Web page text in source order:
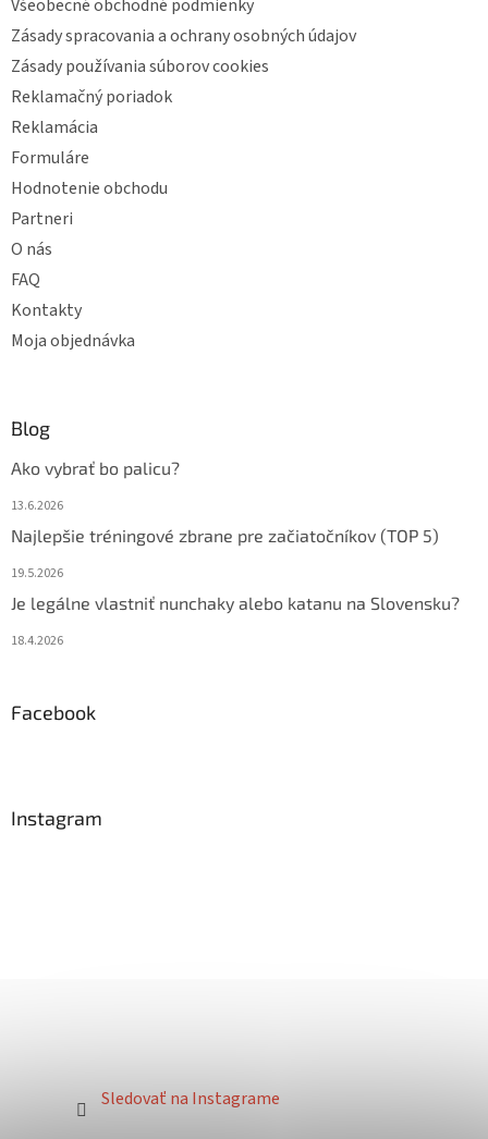
Všeobecné obchodné podmienky
Zásady spracovania a ochrany osobných údajov
Zásady používania súborov cookies
Reklamačný poriadok
Reklamácia
Formuláre
Hodnotenie obchodu
Partneri
O nás
FAQ
Kontakty
Moja objednávka
Blog
Ako vybrať bo palicu?
13.6.2026
Najlepšie tréningové zbrane pre začiatočníkov (TOP 5)
19.5.2026
Je legálne vlastniť nunchaky alebo katanu na Slovensku?
18.4.2026
Facebook
Instagram
Sledovať na Instagrame